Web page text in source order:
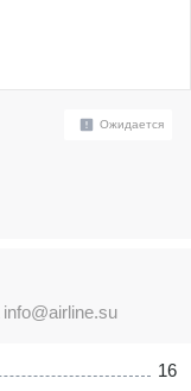
16
Ожидается
info@airline.su